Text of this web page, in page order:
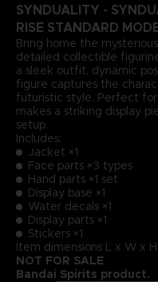
SYNDUALITY -
RISE STANDARD
Bring home the
detailed collectible
a sleek outfit, dynamic
figure captures the
futuristic style. Perfect
makes a striking display
setup.
Includes:
Jacket ×1
Face parts ×3 types
Hand parts ×1 set
Display base ×1
Water decals ×1
Display parts ×1
Stickers ×1
Item dimensions L x W x
NOT FOR SALE
Bandai Spirits product.